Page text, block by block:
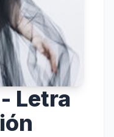
Letra